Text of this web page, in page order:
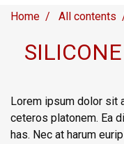
Home All contents
Lorem ipsum dolor sit
ceteros platonem. Ea
has. Nec at harum